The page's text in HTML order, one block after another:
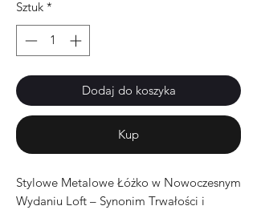
Sztuk *
Dodaj do koszyka
Kup
Stylowe Metalowe Łóżko w Nowoczesnym
Wydaniu Loft – Synonim Trwałości i